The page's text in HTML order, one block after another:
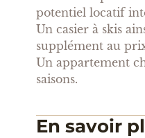
potentiel locatif
Un casier à skis
supplément au
Un appartement
saisons.
En savoir